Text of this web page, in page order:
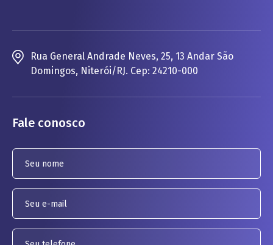
Rua General Andrade Neves, 25, 13 Andar São
Domingos, Niterói/RJ. Cep: 24210-000
Fale conosco